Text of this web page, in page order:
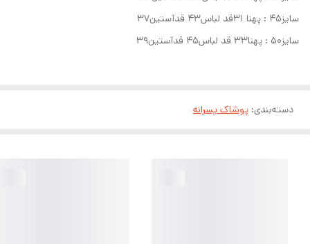
سایز۴۵ : پهنا ۳۱قد لباس۴۳ قدآستین۳۷
سایز۵۰ : پهنا۳۳ قد لباس۴۵ قدآستین۳۹
دسته‌بندی: پوشاک پسرانه